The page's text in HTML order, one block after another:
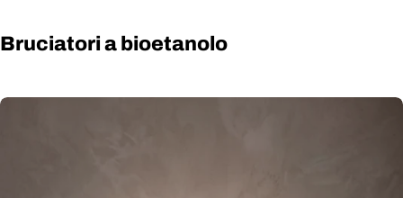
Bruciatori a bioetanolo